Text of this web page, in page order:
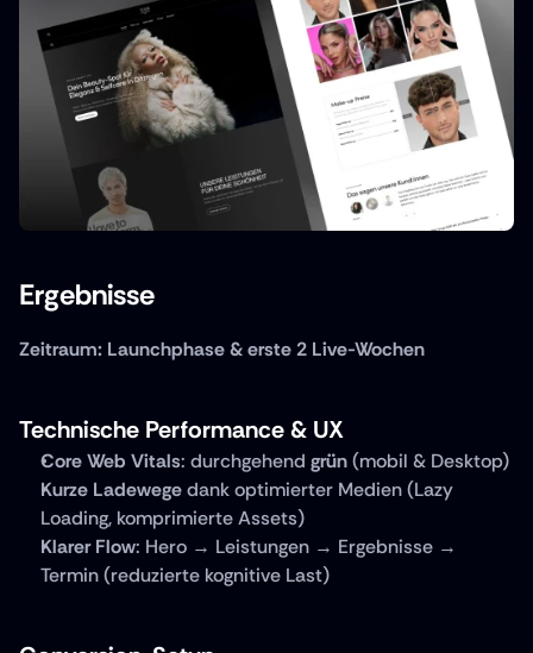
Ergebnisse
Zeitraum: Launchphase & erste 2 Live-Wochen
Technische Performance & UX
Core Web Vitals: durchgehend grün (mobil & Desktop)
Kurze Ladewege dank optimierter Medien (Lazy
Loading, komprimierte Assets)
Klarer Flow: Hero → Leistungen → Ergebnisse →
Termin (reduzierte kognitive Last)